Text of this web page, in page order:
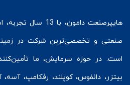
هایپرصنعت
دامون، با 13
صنعتی و تخصصی‌ترین شرکت در
است. در حوزه سرمایش، ما
بیتزر، دانفوس،کوپلند، رفکامپ، آسه،